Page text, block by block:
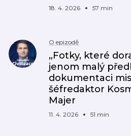
18. 4. 2026 57 min
O epizodě
„Fotky, které
jenom malý
dokumentaci
šéfredaktor
Majer
11. 4. 2026 51 min